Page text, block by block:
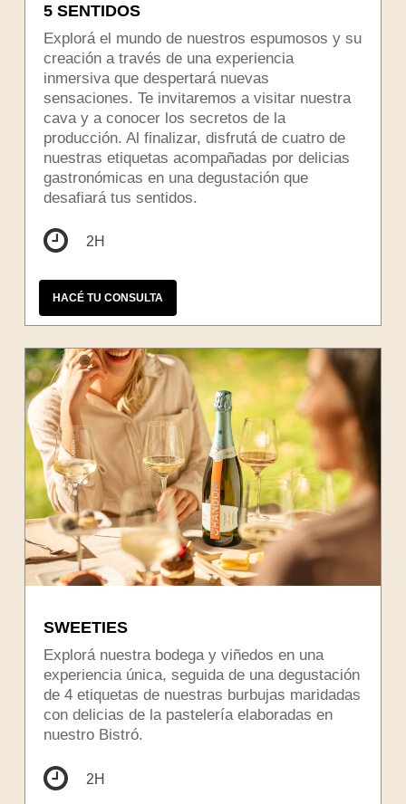
5 SENTIDOS
Explorá el mundo de nuestros espumosos y su
creación a través de una experiencia
inmersiva que despertará nuevas
sensaciones. Te invitaremos a visitar nuestra
cava y a conocer los secretos de la
producción. Al finalizar, disfrutá de cuatro de
nuestras etiquetas acompañadas por delicias
gastronómicas en una degustación que
desafiará tus sentidos.
2H
HACÉ TU CONSULTA
SWEETIES
Explorá nuestra bodega y viñedos en una
experiencia única, seguida de una degustación
de 4 etiquetas de nuestras burbujas maridadas
con delicias de la pastelería elaboradas en
nuestro Bistró.
2H